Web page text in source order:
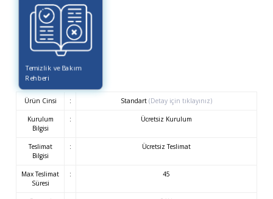
Temizlik ve Bakım
Rehberi
Ürün Cinsi : Standart (Detay için tıklayınız)
Kurulum
Bilgisi
: Ücretsiz Kurulum
Teslimat
Bilgisi
: Ücretsiz Teslimat
Max Teslimat
Süresi
: 45